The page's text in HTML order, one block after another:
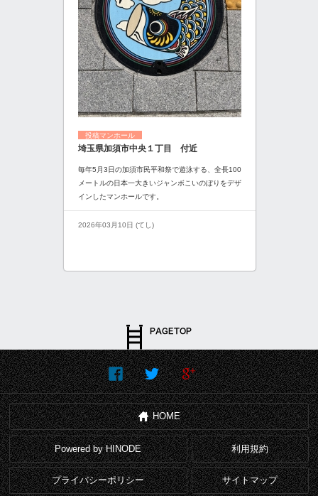
投稿マンホール
埼玉県加須市中央１丁目 付近
毎年5月3日の加須市民平和祭で遊泳する、全長100
メートルの日本一大きいジャンボこいのぼりをデザ
インしたマンホールです。
2026年03月10日 (てし)
HOME
Powered by HINODE 利用規約
プライバシーポリシー サイトマップ